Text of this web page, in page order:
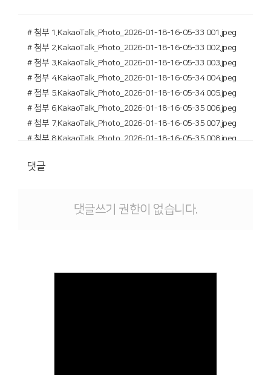
# 첨부 1.KakaoTalk_Photo_2026-01-18-16-05-33 001.jpeg
# 첨부 2.KakaoTalk_Photo_2026-01-18-16-05-33 002.jpeg
# 첨부 3.KakaoTalk_Photo_2026-01-18-16-05-33 003.jpeg
# 첨부 4.KakaoTalk_Photo_2026-01-18-16-05-34 004.jpeg
# 첨부 5.KakaoTalk_Photo_2026-01-18-16-05-34 005.jpeg
# 첨부 6.KakaoTalk_Photo_2026-01-18-16-05-35 006.jpeg
# 첨부 7.KakaoTalk_Photo_2026-01-18-16-05-35 007.jpeg
# 첨부 8.KakaoTalk_Photo_2026-01-18-16-05-35 008.jpeg
# 첨부 10.KakaoTalk_Photo_2026-01-18-16-05-36 010.jpeg
# 첨부 13.KakaoTalk_Photo_2026-01-18-16-05-37 013.jpeg
# 첨부 17.KakaoTalk_Photo_2026-01-18-16-05-39 017.jpeg
댓글
댓글쓰기 권한이 없습니다.